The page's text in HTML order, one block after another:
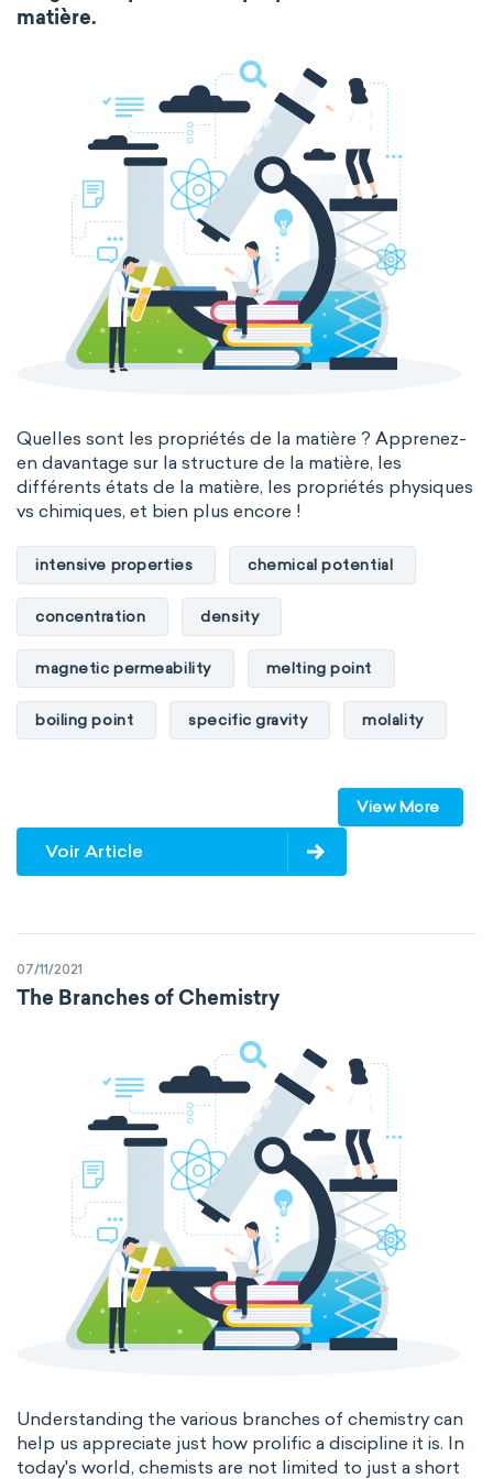
Pharmacology Phytochemistry
Radiochemistry Sonochemistry
Synthetic chemistry
extended periodic table
The Long Periodic Table
The 32-Column Periodic Table
Madelung rule Aufbau principle
matière.
Quelles sont les propriétés de la matière ? Apprenez-
en davantage sur la structure de la matière, les
différents états de la matière, les propriétés physiques
vs chimiques, et bien plus encore !
intensive properties chemical potential
concentration density
magnetic permeability melting point
boiling point specific gravity molality
specific conductance electrical conductivity
specific heat capacity
specific volume
thermal conductivity viscosity
extensive properties amount of substance
enthalpy entropy Gibbs energy
heat capacity Helmholtz energy
internal energy mass volume
chemical properties ability to corrode
chemical stability combustibility
View More
Voir Article
07/11/2021
The Branches of Chemistry
Understanding the various branches of chemistry can
help us appreciate just how prolific a discipline it is. In
today's world, chemists are not limited to just a short